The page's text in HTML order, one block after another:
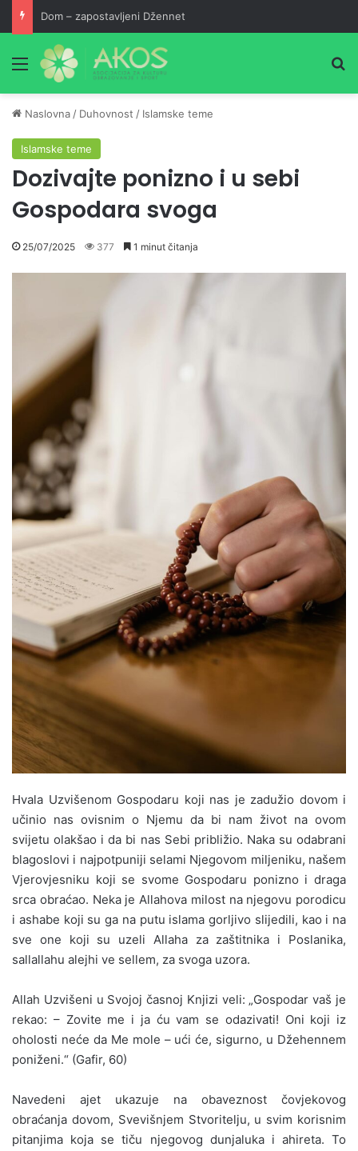
Dom – zapostavljeni Džennet
Meni
Naslovna / Duhovnost / Islamske teme
Islamske teme
Dozivajte ponizno i u sebi
Gospodara svoga
25/07/2025 377 1 minut čitanja
Hvala Uzvišenom Gospodaru koji nas je zadužio dovom i
učinio nas ovisnim o Njemu da bi nam život na ovom
svijetu olakšao i da bi nas Sebi približio. Naka su odabrani
blagoslovi i najpotpuniji selami Njegovom miljeniku, našem
Vjerovjesniku koji se svome Gospodaru ponizno i draga
srca obraćao. Neka je Allahova milost na njegovu porodicu
i ashabe koji su ga na putu islama gorljivo slijedili, kao i na
sve one koji su uzeli Allaha za zaštitnika i Poslanika,
sallallahu alejhi ve sellem, za svoga uzora.
Allah Uzvišeni u Svojoj časnoj Knjizi veli: „Gospodar vaš je
rekao: – Zovite me i ja ću vam se odazivati! Oni koji iz
oholosti neće da Me mole – ući će, sigurno, u Džehennem
poniženi.“ (Gafir, 60)
Navedeni ajet ukazuje na obaveznost čovjekovog
obraćanja dovom, Svevišnjem Stvoritelju, u svim korisnim
pitanjima koja se tiču njegovog dunjaluka i ahireta. To